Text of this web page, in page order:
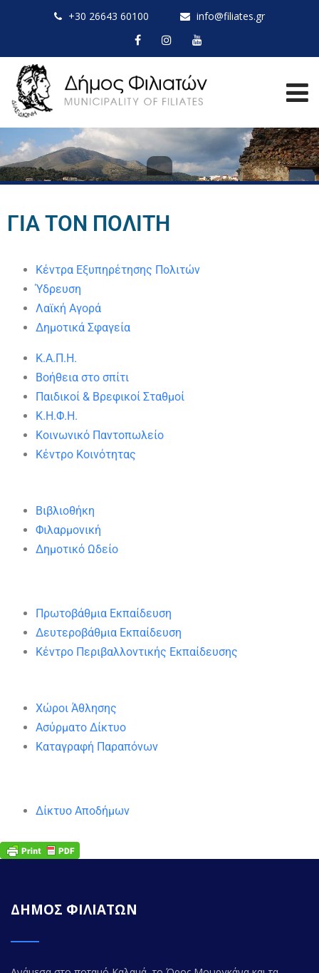
+30 26643 60100 info@filiates.gr
ΓΙΑ ΤΟΝ ΠΟΛΙΤΗ
Κέντρα Εξυπηρέτησης Πολιτών
Ύδρευση
Λαϊκή Αγορά
Δημοτικά Σφαγεία
Κ.Α.Π.Η.
Βοήθεια στο σπίτι
Παιδικοί & Βρεφικοί Σταθμοί
Κ.Η.Φ.Η.
Κοινωνικό Παντοπωλείο
Κέντρο Κοινότητας
Βιβλιοθήκη
Φιλαρμονική
Δημοτικό Ωδείο
Πρωτοβάθμια Εκπαίδευση
Δευτεροβάθμια Εκπαίδευση
Κέντρο Περιβαλλοντικής Εκπαίδευσης
Χώροι Άθλησης
Ασύρματο Δίκτυο
Καταγραφή Παραπόνων
Δίκτυο Αποδήμων
ΔΗΜΟΣ ΦΙΛΙΑΤΩΝ